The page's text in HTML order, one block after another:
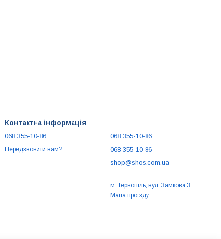
Контактна інформація
068 355-10-86
Передзвонити вам?
068 355-10-86
068 355-10-86
shop@shos.com.ua
м. Тернопіль, вул. Замкова 3
Мапа проїзду